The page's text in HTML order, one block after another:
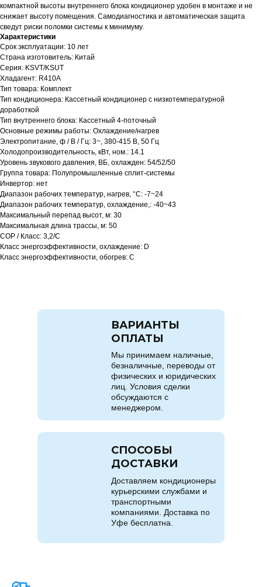
компактной высоты внутреннего блока кондиционер удобен в монтаже и не
снижает высоту помещения. Самодиагностика и автоматическая защита
сведут риски поломки системы к минимуму.
Характеристики
Срок эксплуатации: 10 лет
Страна изготовитель: Китай
Серия: KSVT/KSUT
Хладагент: R410A
Тип товара: Комплект
Тип кондиционера: Кассетный кондиционер с низкотемпературной
доработкой
Тип внутреннего блока: Кассетный 4-поточный
Основные режимы работы: Охлаждение/нагрев
Электропитание, ф / В / Гц: 3~, 380-415 В, 50 Гц
Холодопроизводительность, кВт, ном.: 14.1
Уровень звукового давления, ВБ, охлажден: 54/52/50
Группа товара: Полупромышленные сплит-системы
Инвертор: нет
Диапазон рабочих температур, нагрев, °C: -7~24
Диапазон рабочих температур, охлаждение,: -40~43
Максимальный перепад высот, м: 30
Максимальная длина трассы, м: 50
COP / Класс: 3,2/C
Класс энергоэффективности, охлаждение: D
Класс энергоэффективности, обогрев: C
Мы принимаем наличные,
безналичные, переводы от
физических и юридических
лиц. Условия сделки
обсуждаются с
менеджером.
ВАРИАНТЫ
ОПЛАТЫ
Доставляем кондиционеры
курьерскими службами и
транспортными
компаниями. Доставка по
Уфе бесплатна.
СПОСОБЫ
ДОСТАВКИ